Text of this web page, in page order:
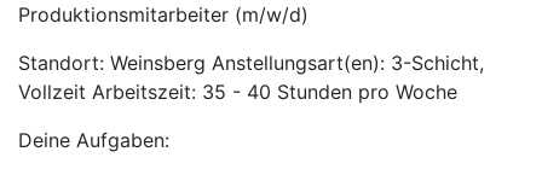
Produktionsmitarbeiter (m/w/d)
Standort: Weinsberg Anstellungsart(en): 3-Schicht,
Vollzeit Arbeitszeit: 35 - 40 Stunden pro Woche
Deine Aufgaben: